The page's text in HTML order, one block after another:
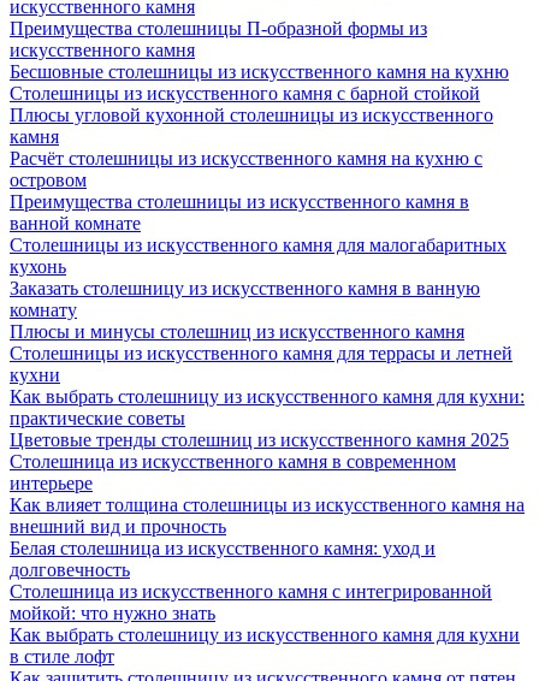
искусственного камня
Преимущества столешницы П-образной формы из
искусственного камня
Бесшовные столешницы из искусственного камня на кухню
Столешницы из искусственного камня с барной стойкой
Плюсы угловой кухонной столешницы из искусственного
камня
Расчёт столешницы из искусственного камня на кухню с
островом
Преимущества столешницы из искусственного камня в
ванной комнате
Столешницы из искусственного камня для малогабаритных
кухонь
Заказать столешницу из искусственного камня в ванную
комнату
Плюсы и минусы столешниц из искусственного камня
Столешницы из искусственного камня для террасы и летней
кухни
Как выбрать столешницу из искусственного камня для кухни:
практические советы
Цветовые тренды столешниц из искусственного камня 2025
Столешница из искусственного камня в современном
интерьере
Как влияет толщина столешницы из искусственного камня на
внешний вид и прочность
Белая столешница из искусственного камня: уход и
долговечность
Столешница из искусственного камня с интегрированной
мойкой: что нужно знать
Как выбрать столешницу из искусственного камня для кухни
в стиле лофт